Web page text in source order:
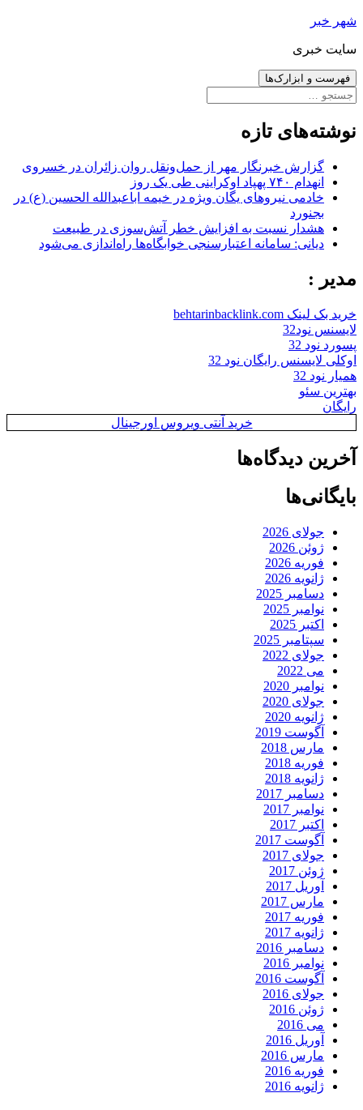
رفتن
نوشته‌ها
شهر خبر
سایت خبری
فهرست و ابزارک‌ها
جستجو
نوشته‌های تازه
گزارش خبرنگار مهر از حمل‌ونقل روان زائران در خسروی
انهدام ۷۴۰ پهپاد اوکراینی طی یک روز
خادمی نیروهای یگان ویژه در خیمه اباعبدالله الحسین (ع) در
بجنورد
هشدار نسبت به افزایش خطر آتش‌سوزی در طبیعت
دیانی: سامانه اعتبارسنجی خوابگاه‌ها راه‌اندازی می‌شود
مدیر :
خرید بک لینک behtarinbacklink.com
لایسنس نود32
پسورد نود 32
اوکلی لایسنس رایگان نود 32
همیار نود 32
بهترین سئو
رایگان
خرید آنتی ویروس اورجینال
آخرین دیدگاه‌ها
بایگانی‌ها
جولای 2026
ژوئن 2026
فوریه 2026
ژانویه 2026
دسامبر 2025
نوامبر 2025
اکتبر 2025
سپتامبر 2025
جولای 2022
می 2022
نوامبر 2020
جولای 2020
ژانویه 2020
آگوست 2019
مارس 2018
فوریه 2018
ژانویه 2018
دسامبر 2017
نوامبر 2017
اکتبر 2017
آگوست 2017
جولای 2017
ژوئن 2017
آوریل 2017
مارس 2017
فوریه 2017
ژانویه 2017
دسامبر 2016
نوامبر 2016
آگوست 2016
جولای 2016
ژوئن 2016
می 2016
آوریل 2016
مارس 2016
فوریه 2016
ژانویه 2016